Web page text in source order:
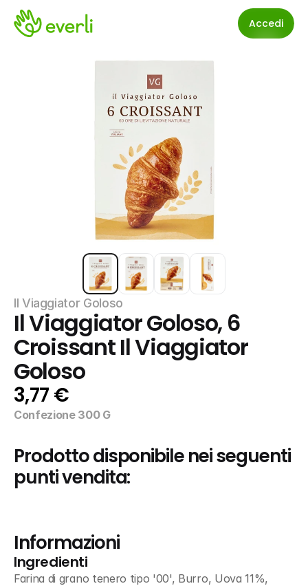
Accedi
Il Viaggiator Goloso
Il Viaggiator Goloso, 6
Croissant Il Viaggiator
Goloso
3,77 €
Confezione 300 G
Prodotto disponibile nei seguenti
punti vendita:
Informazioni
Ingredienti
Farina di grano tenero tipo '00', Burro, Uova 11%,